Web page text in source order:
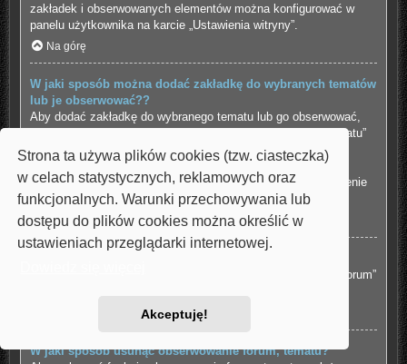
Strona ta używa plików cookies (tzw. ciasteczka)
w celach statystycznych, reklamowych oraz
funkcjonalnych. Warunki przechowywania lub
dostępu do plików cookies można określić w
ustawieniach przeglądarki internetowej.
Akceptuję!
zakładek i obserwowanych elementów można konfigurować w
panelu użytkownika na karcie „Ustawienia witryny”.
Na górę
W jaki sposób można dodać zakładkę do wybranych tematów
lub je obserwować??
Aby dodać zakładkę do wybranego tematu lub go obserwować,
należy kliknąć odpowiedni odnośnik w menu “Narzędzia tematu”
znajdujące się na górze i na dole wątku.
Udzielenie odpowiedzi w temacie, gdy jest aktywna funkcja
“Powiadamiaj o opublikowaniu odpowiedzi” spowoduje włączenie
obserwowania tematu.
Na górę
Aby obserwować wybrane forum, należy kliknąć „Obserwuj forum”
W jaki sposób usunąć obserwowanie forum, tematu?